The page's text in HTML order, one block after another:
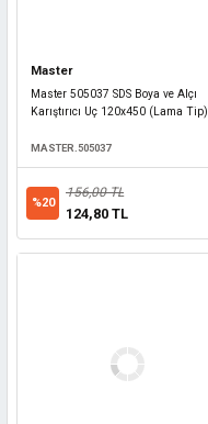
Master
Master 505037 SDS Boya ve Alçı
Karıştırıcı Uç 120x450 (Lama Tip)
MASTER.505037
%20
156,00 TL
124,80 TL